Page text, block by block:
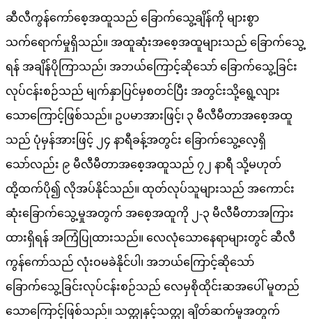
ဆီလီကွန်ကော်စေ့အထူသည် ခြောက်သွေ့ချိန်ကို များစွာ
သက်ရောက်မှုရှိသည်။ အထူဆုံးအစေ့အထူများသည် ခြောက်သွေ့
ရန် အချိန်ပိုကြာသည်၊ အဘယ်ကြောင့်ဆိုသော် ခြောက်သွေ့ခြင်း
လုပ်ငန်းစဉ်သည် မျက်နှာပြင်မှစတင်ပြီး အတွင်းသို့ရွေ့လျား
သောကြောင့်ဖြစ်သည်။ ဥပမာအားဖြင့်၊ ၃ မီလီမီတာအစေ့အထူ
သည် ပုံမှန်အားဖြင့် ၂၄ နာရီခန့်အတွင်း ခြောက်သွေ့လေ့ရှိ
သော်လည်း ၉ မီလီမီတာအစေ့အထူသည် ၇၂ နာရီ သို့မဟုတ်
ထို့ထက်ပို၍ လိုအပ်နိုင်သည်။ ထုတ်လုပ်သူများသည် အကောင်း
ဆုံးခြောက်သွေ့မှုအတွက် အစေ့အထူကို ၂-၃ မီလီမီတာအကြား
ထားရှိရန် အကြံပြုထားသည်။ လေလုံသောနေရာများတွင် ဆီလီ
ကွန်ကော်သည် လုံးဝမခဲနိုင်ပါ၊ အဘယ်ကြောင့်ဆိုသော်
ခြောက်သွေ့ခြင်းလုပ်ငန်းစဉ်သည် လေမှစိုထိုင်းဆအပေါ် မူတည်
သောကြောင့်ဖြစ်သည်။ သတ္တုနှင့်သတ္တု ချိတ်ဆက်မှုအတွက်